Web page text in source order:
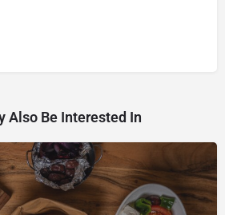
Also Be Interested In